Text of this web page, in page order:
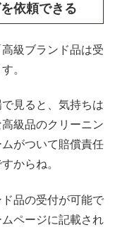
依頼できる
級ブランド品は受
。
見ると、気持ちは
級品のクリーニン
がついて賠償責任
からね。
品の受付が可能で
ページに記載され